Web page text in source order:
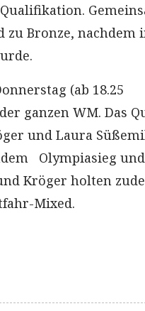
zu Bronze, nachdem
(ab 18.25
ganzen WM. Das
und Laura
Olympiasieg
Kröger holten
Mixed.